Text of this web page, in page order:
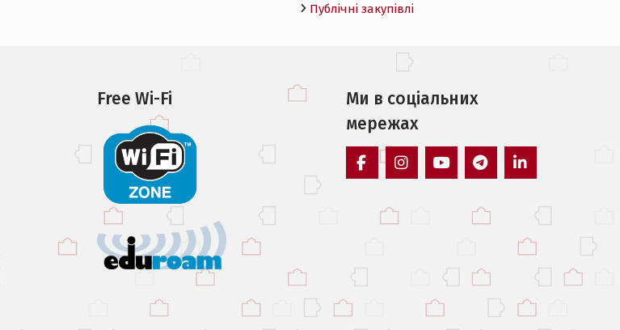
Публічні закупівлі
Free Wi-Fi
Ми в соцiальних
мережах